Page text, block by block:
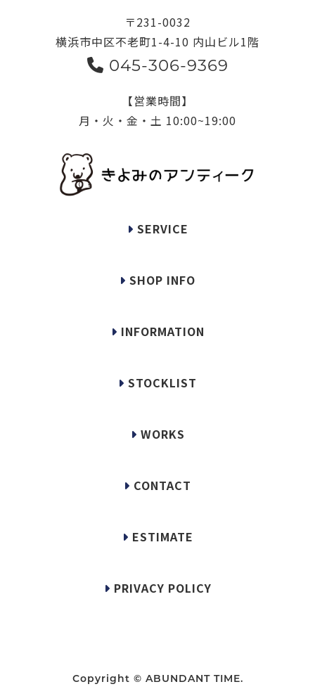
〒231-0032
横浜市中区不老町1-4-10 内山ビル1階
045-306-9369
【営業時間】
月・火・金・土 10:00~19:00
SERVICE
SHOP INFO
INFORMATION
STOCKLIST
WORKS
CONTACT
ESTIMATE
PRIVACY POLICY
Copyright © ABUNDANT TIME.